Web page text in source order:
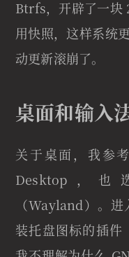
Btrfs，开辟了一块
用快照，这样系统
动更新滚崩了。
桌面和输入
关于桌面，我参
Desktop，也
（Wayland）。
装托盘图标的插件